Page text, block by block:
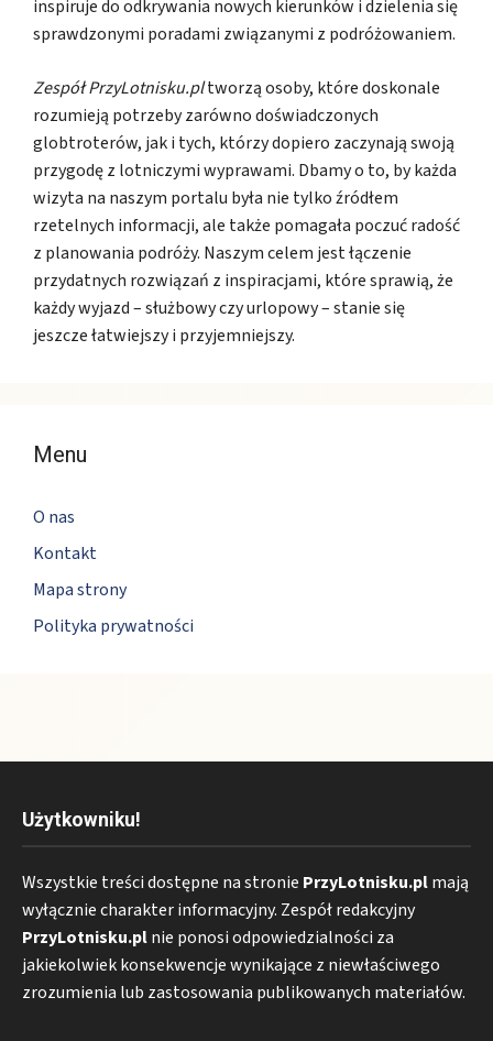
inspiruje do odkrywania nowych kierunków i dzielenia się
sprawdzonymi poradami związanymi z podróżowaniem.
Zespół PrzyLotnisku.pltworzą osoby, które doskonale
rozumieją potrzeby zarówno doświadczonych
globtroterów, jak i tych, którzy dopiero zaczynają swoją
przygodę z lotniczymi wyprawami. Dbamy o to, by każda
wizyta na naszym portalu była nie tylko źródłem
rzetelnych informacji, ale także pomagała poczuć radość
z planowania podróży. Naszym celem jest łączenie
przydatnych rozwiązań z inspiracjami, które sprawią, że
każdy wyjazd – służbowy czy urlopowy – stanie się
jeszcze łatwiejszy i przyjemniejszy.
Menu
O nas
Kontakt
Mapa strony
Polityka prywatności
Użytkowniku!
Wszystkie treści dostępne na stronie PrzyLotnisku.plmają
wyłącznie charakter informacyjny. Zespół redakcyjny
PrzyLotnisku.plnie ponosi odpowiedzialności za
jakiekolwiek konsekwencje wynikające z niewłaściwego
zrozumienia lub zastosowania publikowanych materiałów.